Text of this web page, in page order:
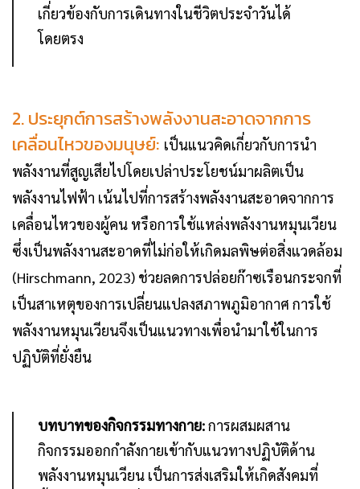
เกี่ยวข้องกับการเดินทางในชีวิตประจำวันได้
โดยตรง
2. ประยุกต์การสร้างพลังงานสะอาดจากการ
เคลื่อนไหวของมนุษย์: เป็นแนวคิดเกี่ยวกับการนำ
พลังงานที่สูญเสียไปโดยเปล่าประโยชน์มาผลิตเป็น
พลังงานไฟฟ้า เน้นไปที่การสร้างพลังงานสะอาดจากการ
เคลื่อนไหวของผู้คน หรือการใช้แหล่งพลังงานหมุนเวียน
ซึ่งเป็นพลังงานสะอาดที่ไม่ก่อให้เกิดมลพิษต่อสิ่งแวดล้อม
(Hirschmann, 2023) ช่วยลดการปล่อยก๊าซเรือนกระจกที่
เป็นสาเหตุของการเปลี่ยนแปลงสภาพภูมิอากาศ การใช้
พลังงานหมุนเวียนจึงเป็นแนวทางเพื่อนำมาใช้ในการ
ปฏิบัติที่ยั่งยืน
บทบาทของกิจกรรมทางกาย:การผสมผสาน
กิจกรรมออกกำลังกายเข้ากับแนวทางปฏิบัติด้าน
พลังงานหมุนเวียน เป็นการส่งเสริมให้เกิดสังคมที่